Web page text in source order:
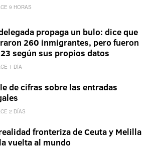
9 HORAS
propaga un bulo: dice que
260 inmigrantes, pero fueron
según sus propios datos
1 DÍA
de cifras sobre las entradas
2 DÍAS
fronteriza de Ceuta y Melilla
vuelta al mundo